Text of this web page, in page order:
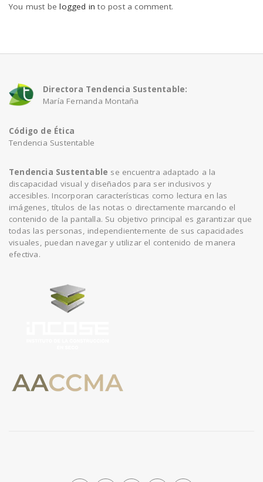
You must belogged in to post a comment.
Directora Tendencia Sustentable:
María Fernanda Montaña
Código de Ética
Tendencia Sustentable
Tendencia Sustentable se encuentra adaptado a la
discapacidad visual y diseñados para ser inclusivos y
accesibles. Incorporan características como lectura en las
imágenes, títulos de las notas o directamente marcando el
contenido de la pantalla. Su objetivo principal es garantizar que
todas las personas, independientemente de sus capacidades
visuales, puedan navegar y utilizar el contenido de manera
efectiva.